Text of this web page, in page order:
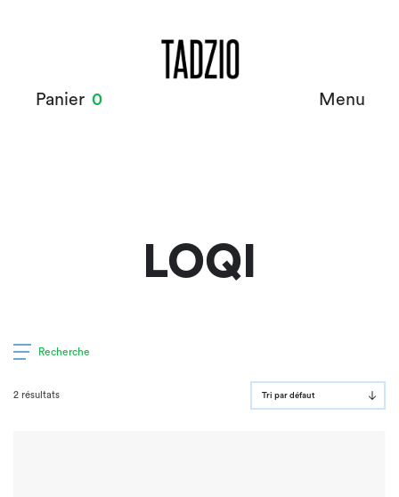
Panier 0 Menu
LOQI
Recherche
2 résultats Tri par défaut